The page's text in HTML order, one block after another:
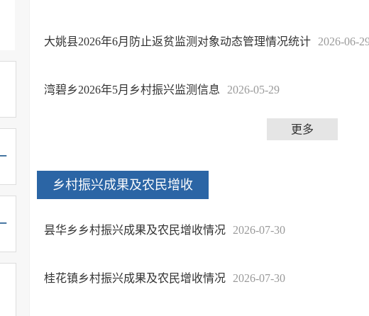
大姚县2026年6月防止返贫监测对象动态管理情况统计 2026-06-
湾碧乡2026年5月乡村振兴监测信息 2026-05-29
更多
乡村振兴成果及农民增收
昙华乡乡村振兴成果及农民增收情况 2026-07-30
桂花镇乡村振兴成果及农民增收情况 2026-07-30